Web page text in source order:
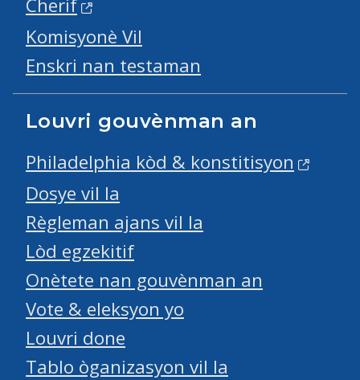
Cherif
Komisyonè Vil
Enskri nan testaman
Louvri gouvènman an
Philadelphia kòd & konstitisyon
Dosye vil la
Règleman ajans vil la
Lòd egzekitif
Onètete nan gouvènman an
Vote & eleksyon yo
Louvri done
Tablo òganizasyon vil la